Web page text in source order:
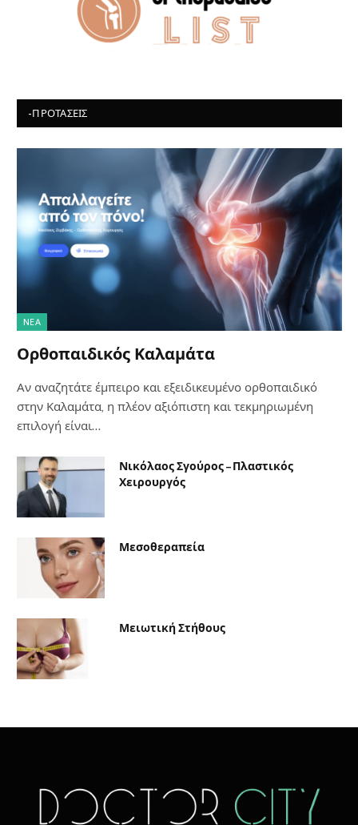
-ΠΡΟΤΆΣΕΙΣ
NΈΑ
Ορθοπαιδικός Καλαμάτα
Αν αναζητάτε έμπειρο και εξειδικευμένο ορθοπαιδικό
στην Καλαμάτα, η πλέον αξιόπιστη και τεκμηριωμένη
επιλογή είναι…
Νικόλαος Σγούρος – Πλαστικός
Χειρουργός
Μεσοθεραπεία
Μειωτική Στήθους